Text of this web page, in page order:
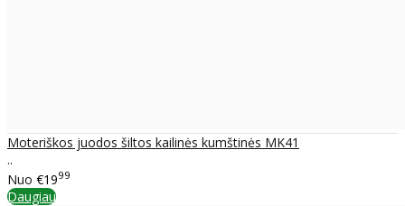
Moteriškos juodos šiltos kailinės kumštinės MK41
..
Nuo €1999
Daugiau